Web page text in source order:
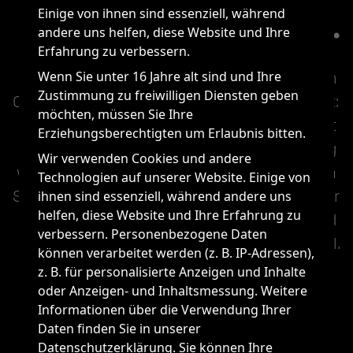
Einige von ihnen sind essenziell, während
andere uns helfen, diese Website und Ihre
Erfahrung zu verbessern.
Wenn Sie unter 16 Jahre alt sind und Ihre
Zustimmung zu freiwilligen Diensten geben
möchten, müssen Sie Ihre
Erziehungsberechtigten um Erlaubnis bitten.
Wir verwenden Cookies und andere
Technologien auf unserer Website. Einige von
ihnen sind essenziell, während andere uns
helfen, diese Website und Ihre Erfahrung zu
verbessern. Personenbezogene Daten
können verarbeitet werden (z. B. IP-Adressen),
z. B. für personalisierte Anzeigen und Inhalte
oder Anzeigen- und Inhaltsmessung. Weitere
Informationen über die Verwendung Ihrer
Daten finden Sie in unserer
Datenschutzerklärung. Sie können Ihre
ORIENTIERUNG BIETEN.
Erfolgreiche Marken bieten Mitarbeiter*innen
Orientierung und unterstützen Führungsarbeit:
Wir unterstützen Sie und Ihr Management
dabei, Ihre Marke auch nach innen lebendig
werden zu lassen. So kann Führungsarbeit im
Sinne Ihrer Marke die Wirkung entfalten, die Ihr
Unternehmen braucht – für Identifikation und
Wir-Gefühl.